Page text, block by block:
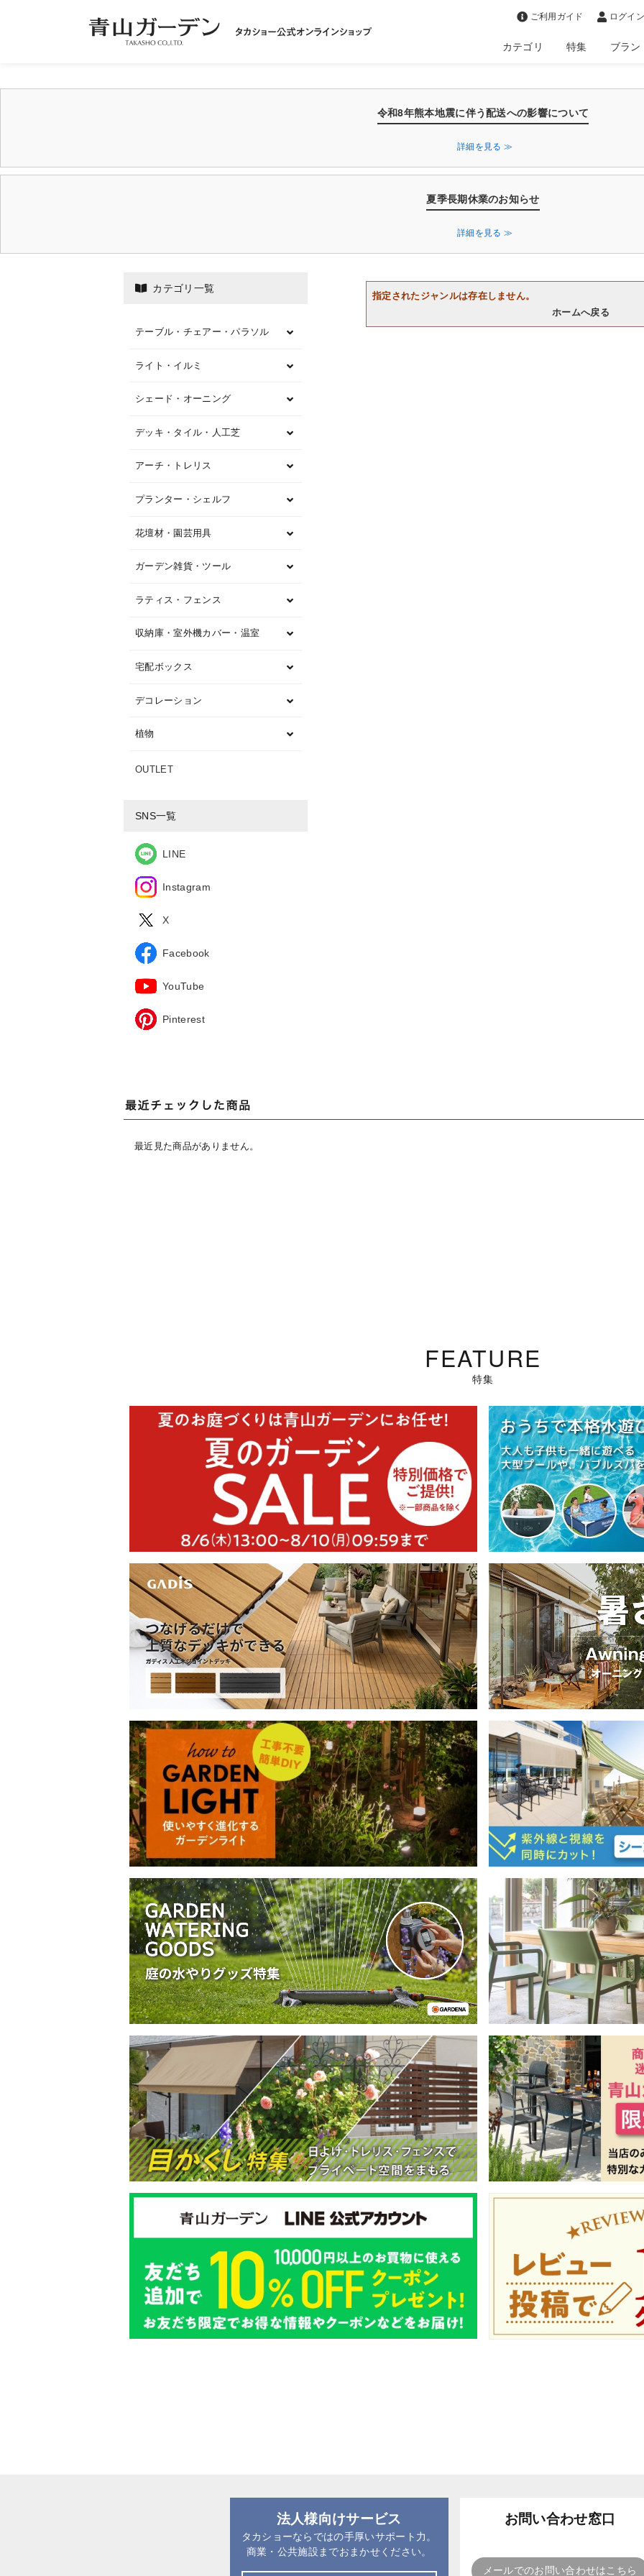
ご利用ガイド ログイ
カテゴリ 特集 ブラン
令和8年熊本地震に伴う配送への影響について
詳細を見る ≫
夏季長期休業のお知らせ
詳細を見る ≫
指定されたジャンルは存在しません。
ホームへ戻る
カテゴリ一覧
テーブル・チェアー・パラソル
ライト・イルミ
シェード・オーニング
デッキ・タイル・人工芝
アーチ・トレリス
プランター・シェルフ
花壇材・園芸用具
ガーデン雑貨・ツール
ラティス・フェンス
収納庫・室外機カバー・温室
宅配ボックス
デコレーション
植物
OUTLET
SNS一覧
LINE
Instagram
X
Facebook
YouTube
Pinterest
最近見た商品がありません。
FEATURE
特集
法人様向けサービス
タカショーならではの手厚いサポート力。
商業・公共施設までおまかせください。
お問い合わせ窓口
メールでのお問い合わせはこちら